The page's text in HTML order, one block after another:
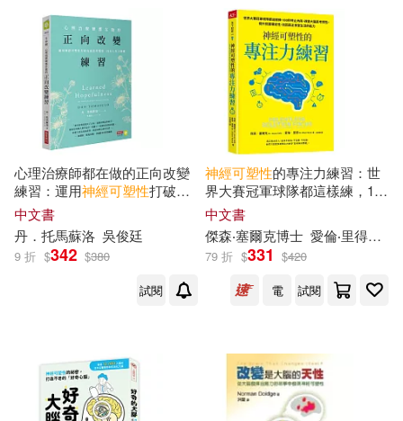
（美）諾曼·道伊奇(1)
（美）路易斯·科佐林諾(1)
（美）黛博拉·S.尼古拉斯-拉森(1)
商業周刊(1)
天津科技翻譯出版公司(1)
好的文化(1)
機械工業出版社(1)
華東師範大學出版社(1)
可海外宅配(15)
可港澳店取(15)
可新加坡店取(15)
可菲律賓店取(15)
其他 (可複選)
心理治療師都在做的正向改變
練習：運用神經可塑性打破負
面思考慣性，找回人生主動權
中文書
丹．托馬蘇洛 吳俊廷
9 折 $342 $380
試閱
神經可塑性的專注力練習：世
界大賽冠軍球隊都這樣練，180
秒終止內耗，改變大腦思考慣
性，提升抗壓穩定性，找回真
正享受生活的能力
中文書
傑森‧塞爾克博士 愛倫‧里得博士
79 折 $331 $420
電
試閱